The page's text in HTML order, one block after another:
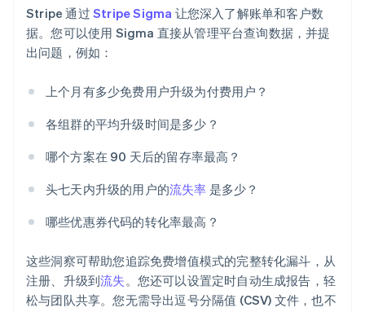
Stripe 通过 Stripe Sigma 让您深入了解账单和客户数
据。您可以使用 Sigma 直接从管理平台查询数据，并提
出问题，例如：
上个月有多少免费用户升级为付费用户？
各组群的平均升级时间是多少？
哪个方案在 90 天后的留存率最高？
头七天内升级的用户的流失率 是多少？
哪些优惠券代码的转化率最高？
这些洞察可帮助您追踪免费增值模式的完整转化漏斗，从
注册、升级到流失。您还可以设置定时自动生成报告，轻
松与团队共享。您无需导出逗号分隔值 (CSV) 文件，也不